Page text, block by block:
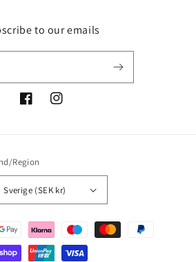
to our emails
FacebookInstagram
Region
Sverige (SEK kr)